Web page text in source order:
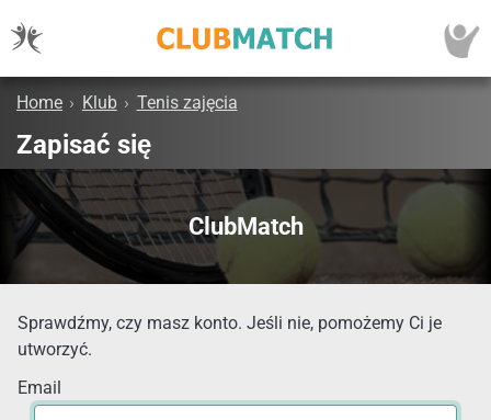
Home › Klub › Tenis zajęcia
Zapisać się
ClubMatch
Sprawdźmy, czy masz konto. Jeśli nie, pomożemy Ci je
utworzyć.
Email